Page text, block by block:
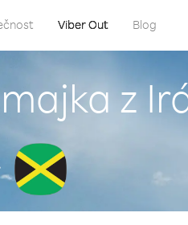
Viber Out Blog
z